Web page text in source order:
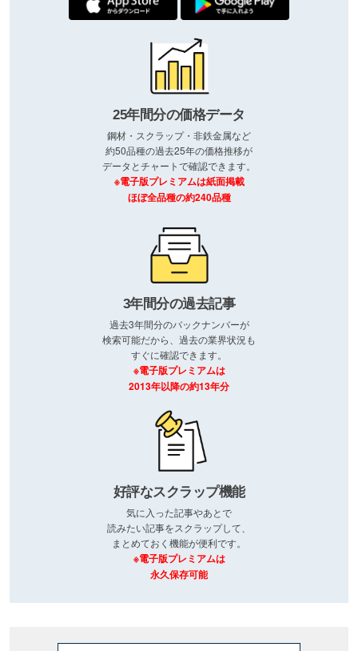
25年間分の価格データ
鋼材・スクラップ・非鉄金属など
約50品種の過去25年の価格推移が
データとチャートで確認できます。
※電子版プレミアムは紙面掲載
ほぼ全品種の約240品種
3年間分の過去記事
過去3年間分のバックナンバーが
検索可能だから、過去の業界状況も
すぐに確認できます。
※電子版プレミアムは
2013年以降の約13年分
好評なスクラップ機能
気に入った記事やあとで
読みたい記事をスクラップして、
まとめておく機能が便利です。
※電子版プレミアムは
永久保存可能